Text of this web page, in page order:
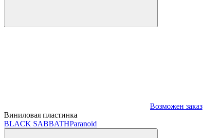
Возможен заказ
Виниловая пластинка
BLACK SABBATHParanoid